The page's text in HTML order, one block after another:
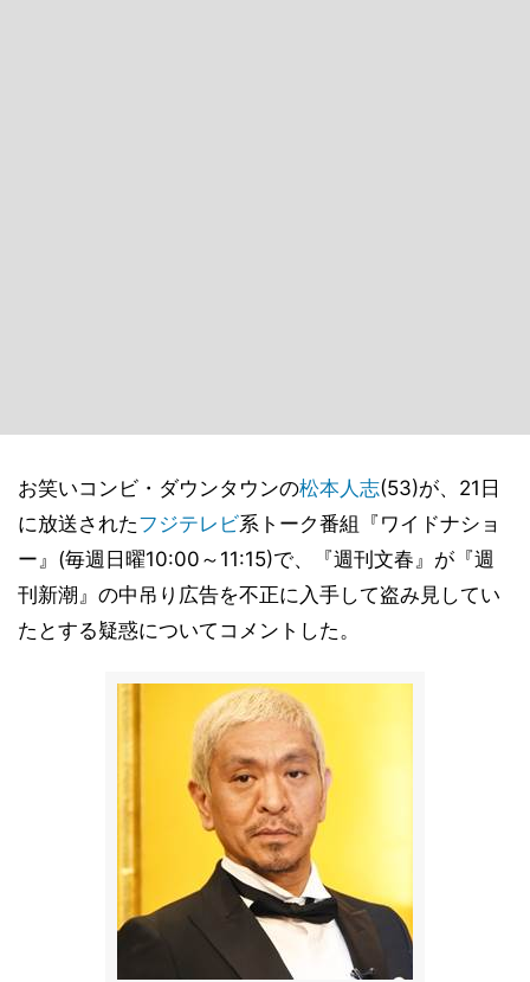
お笑いコンビ・ダウンタウンの松本人志(53)が、21日
に放送されたフジテレビ系トーク番組『ワイドナショ
ー』(毎週日曜10:00～11:15)で、『週刊文春』が『週
刊新潮』の中吊り広告を不正に入手して盗み見してい
たとする疑惑についてコメントした。